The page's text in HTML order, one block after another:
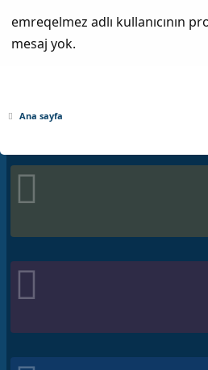
emreqelmez adlı kullanıcının
mesaj yok.
Ana sayfa